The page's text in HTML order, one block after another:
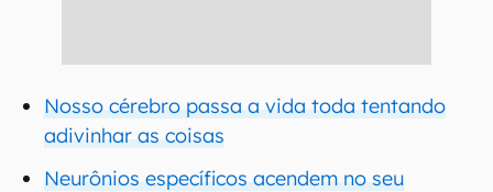
Nosso cérebro passa a vida toda tentando
adivinhar as coisas
Neurônios específicos acendem no seu